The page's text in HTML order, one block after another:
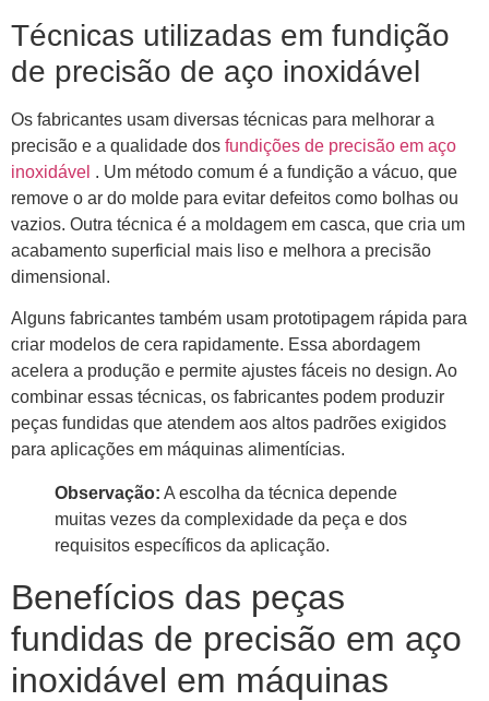
Técnicas utilizadas em fundição
de precisão de aço inoxidável
Os fabricantes usam diversas técnicas para melhorar a
precisão e a qualidade dos fundições de precisão em aço
inoxidável . Um método comum é a fundição a vácuo, que
remove o ar do molde para evitar defeitos como bolhas ou
vazios. Outra técnica é a moldagem em casca, que cria um
acabamento superficial mais liso e melhora a precisão
dimensional.
Alguns fabricantes também usam prototipagem rápida para
criar modelos de cera rapidamente. Essa abordagem
acelera a produção e permite ajustes fáceis no design. Ao
combinar essas técnicas, os fabricantes podem produzir
peças fundidas que atendem aos altos padrões exigidos
para aplicações em máquinas alimentícias.
Observação: A escolha da técnica depende
muitas vezes da complexidade da peça e dos
requisitos específicos da aplicação.
Benefícios das peças
fundidas de precisão em aço
inoxidável em máquinas